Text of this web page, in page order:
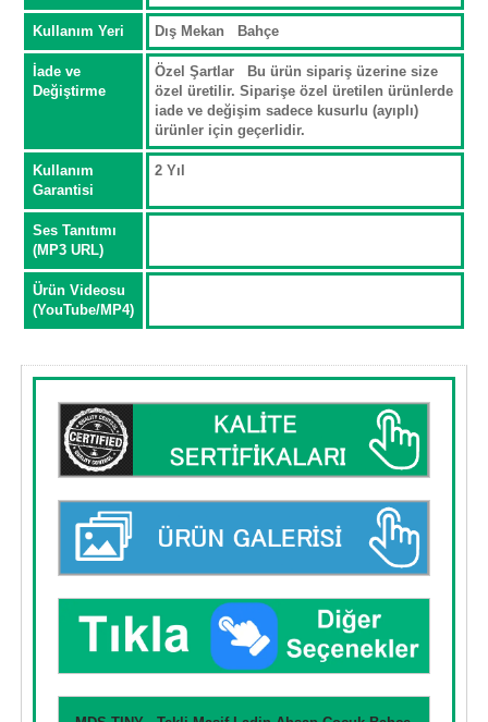
Kullanım Yeri Dış Mekan Bahçe
İade ve
Değiştirme
Özel Şartlar Bu ürün sipariş üzerine size
özel üretilir. Siparişe özel üretilen ürünlerde
iade ve değişim sadece kusurlu (ayıplı)
ürünler için geçerlidir.
Kullanım
Garantisi
2 Yıl
Ses Tanıtımı
(MP3 URL)
Ürün Videosu
(YouTube/MP4)